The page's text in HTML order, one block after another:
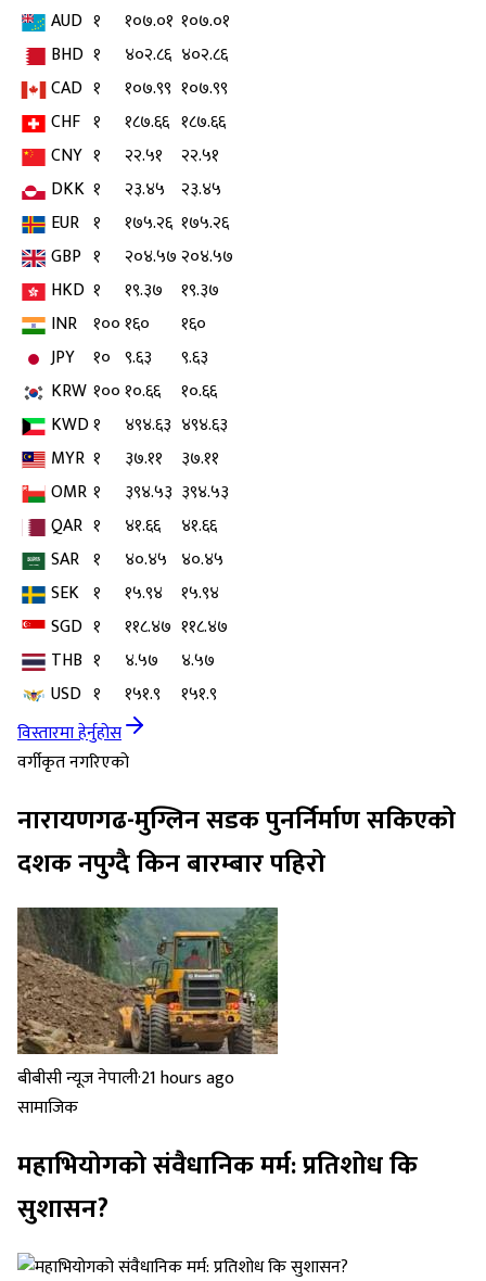
AUD १ १०७.०१ १०७.०१
BHD १ ४०२.८६ ४०२.८६
CAD १ १०७.९९ १०७.९९
CHF १ १८७.६६ १८७.६६
CNY १ २२.५१
२२.५१
DKK १ २३.४५
२३.४५
EUR १ १७५.२६ १७५.२६
GBP १ २०४.५७ २०४.५७
HKD १ १९.३७
१९.३७
INR १००१६०
१६०
JPY
१० ९.६३
९.६३
KRW १००१०.६६
१०.६६
KWD१ ४९४.६३ ४९४.६३
MYR १ ३७.११
३७.११
OMR १ ३९४.५३ ३९४.५३
QAR १ ४१.६६
४१.६६
SAR १ ४०.४५ ४०.४५
SEK १ १५.९४
१५.९४
SGD १ ११८.४७ ११८.४७
THB १ ४.५७
४.५७
USD १ १५१.९
१५१.९
विस्तारमा हेर्नुहोस
वर्गीकृत नगरिएको
नारायणगढ-मुग्लिन सडक पुनर्निर्माण सकिएको
दशक नपुग्दै किन बारम्बार पहिरो
बीबीसी न्यूज नेपाली·21 hours ago
सामाजिक
महाभियोगको संवैधानिक मर्म: प्रतिशोध कि
सुशासन?